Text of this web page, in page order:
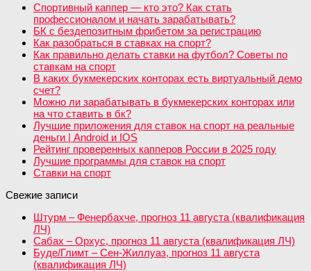
Спортивный каппер — кто это? Как стать
профессионалом и начать зарабатывать?
БК с бездепозитным фрибетом за регистрацию
Как разобраться в ставках на спорт?
Как правильно делать ставки на футбол? Советы по
ставкам на спорт
В каких букмекерских конторах есть виртуальный демо
счет?
Можно ли зарабатывать в букмекерских конторах или
на что ставить в бк?
Лучшие приложения для ставок на спорт на реальные
деньги | Android и IOS
Рейтинг проверенных капперов России в 2025 году
Лучшие программы для ставок на спорт
Ставки на спорт
Свежие записи
Штурм – Фенербахче, прогноз 11 августа (квалификация
ЛЧ)
Сабах – Орхус, прогноз 11 августа (квалификация ЛЧ)
Буде/Глимт – Сен-Жиллуаз, прогноз 11 августа
(квалификация ЛЧ)